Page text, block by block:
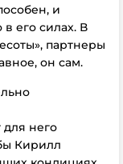
и
в его силах. В
партнеры
он сам.
для него
Кирилл